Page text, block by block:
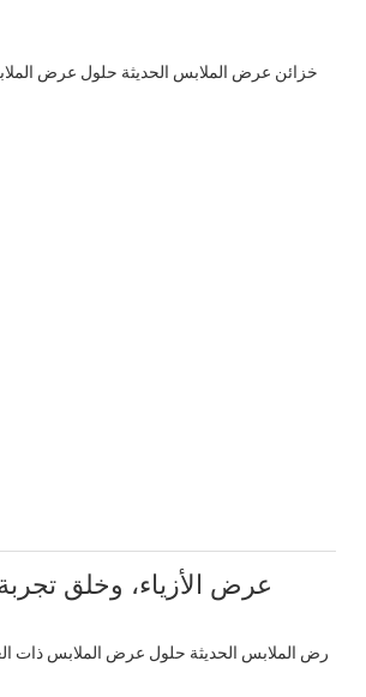
عرض الأزياء، وخلق